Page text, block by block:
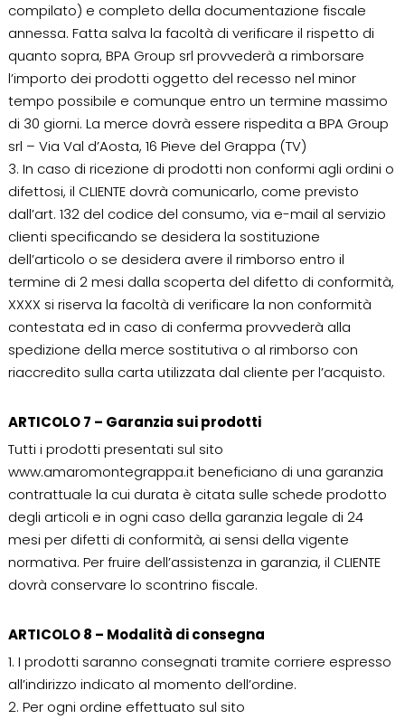
compilato) e completo della documentazione fiscale
annessa. Fatta salva la facoltà di verificare il rispetto di
quanto sopra, BPA Group srl provvederà a rimborsare
l’importo dei prodotti oggetto del recesso nel minor
tempo possibile e comunque entro un termine massimo
di 30 giorni. La merce dovrà essere rispedita a BPA Group
srl – Via Val d’Aosta, 16 Pieve del Grappa (TV)
3. In caso di ricezione di prodotti non conformi agli ordini o
difettosi, il CLIENTE dovrà comunicarlo, come previsto
dall’art. 132 del codice del consumo, via e-mail al servizio
clienti specificando se desidera la sostituzione
dell’articolo o se desidera avere il rimborso entro il
termine di 2 mesi dalla scoperta del difetto di conformità,
XXXX si riserva la facoltà di verificare la non conformità
contestata ed in caso di conferma provvederà alla
spedizione della merce sostitutiva o al rimborso con
riaccredito sulla carta utilizzata dal cliente per l’acquisto.
ARTICOLO 7 – Garanzia sui prodotti
Tutti i prodotti presentati sul sito
www.amaromontegrappa.it beneficiano di una garanzia
contrattuale la cui durata è citata sulle schede prodotto
degli articoli e in ogni caso della garanzia legale di 24
mesi per difetti di conformità, ai sensi della vigente
normativa. Per fruire dell’assistenza in garanzia, il CLIENTE
dovrà conservare lo scontrino fiscale.
ARTICOLO 8 – Modalità di consegna
1. I prodotti saranno consegnati tramite corriere espresso
all’indirizzo indicato al momento dell’ordine.
2. Per ogni ordine effettuato sul sito